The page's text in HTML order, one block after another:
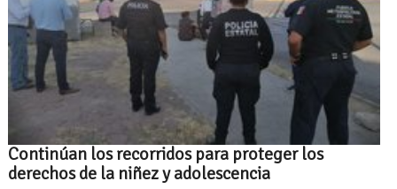
Continúan los recorridos para proteger los
derechos de la niñez y adolescencia